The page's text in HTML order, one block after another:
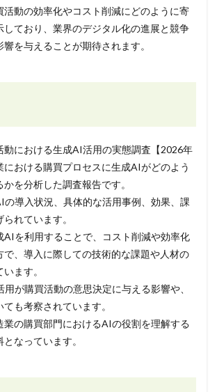
活動の効率化やコスト削減にどのように寄
しており、業界のデジタル化の進展と競争
を与えることが期待されます。
動における生成AI活用の実態調査【2026年
における購買プロセスに生成AIがどのよう
を分析した調査報告です。
の導入状況、具体的な活用事例、効果、課
れています。
AIを利用することで、コスト削減や効率化
で、導入に際しての技術的な課題や人材の
ます。
用が購買活動の意思決定に与える影響や、
も考察されています。
業の購買部門におけるAIの役割を理解する
なっています。